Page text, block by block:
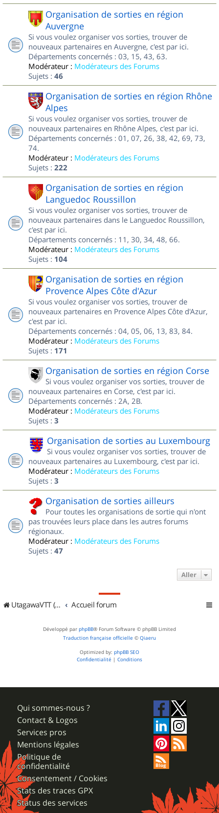
Organisation de sorties en région
Auvergne
Si vous voulez organiser vos sorties, trouver de
nouveaux partenaires en Auvergne, c'est par ici.
Départements concernés : 03, 15, 43, 63.
Modérateur : Modérateurs des Forums
Sujets : 46
Organisation de sorties en région Rhône
Alpes
Si vous voulez organiser vos sorties, trouver de
nouveaux partenaires en Rhône Alpes, c'est par ici.
Départements concernés : 01, 07, 26, 38, 42, 69, 73,
74.
Modérateur : Modérateurs des Forums
Sujets : 222
Organisation de sorties en région
Languedoc Roussillon
Si vous voulez organiser vos sorties, trouver de
nouveaux partenaires dans le Languedoc Roussillon,
c'est par ici.
Départements concernés : 11, 30, 34, 48, 66.
Modérateur : Modérateurs des Forums
Sujets : 104
Organisation de sorties en région
Provence Alpes Côte d'Azur
Si vous voulez organiser vos sorties, trouver de
nouveaux partenaires en Provence Alpes Côte d'Azur,
c'est par ici.
Départements concernés : 04, 05, 06, 13, 83, 84.
Modérateur : Modérateurs des Forums
Sujets : 171
Organisation de sorties en région Corse
Si vous voulez organiser vos sorties, trouver de
nouveaux partenaires en Corse, c'est par ici.
Départements concernés : 2A, 2B.
Modérateur : Modérateurs des Forums
Sujets : 3
Organisation de sorties au Luxembourg
Si vous voulez organiser vos sorties, trouver de
nouveaux partenaires au Luxembourg, c'est par ici.
Modérateur : Modérateurs des Forums
Sujets : 3
Organisation de sorties ailleurs
Pour toutes les organisations de sortie qui n'ont
pas trouvées leurs place dans les autres forums
régionaux.
Modérateur : Modérateurs des Forums
Sujets : 47
Aller
UtagawaVTT (Randos VTT et VTTAE avec traces GPS) Accueil forum
Développé par phpBB® Forum Software © phpBB Limited
Traduction française officielle © Qiaeru
Optimized by: phpBB SEO
Confidentialité | Conditions
Qui sommes-nous ?
Contact & Logos
Services pros
Mentions légales
Politique de
confidentialité
Consentement / Cookies
Stats des traces GPX
Status des services